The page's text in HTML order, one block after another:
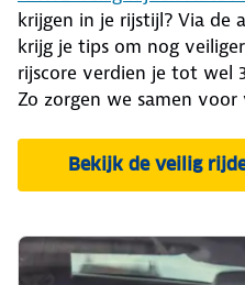
krijgen in je rijstijl? Via de
krijg je tips om nog
rijscore verdien je tot wel
Zo zorgen we samen voor
Bekijk de veilig